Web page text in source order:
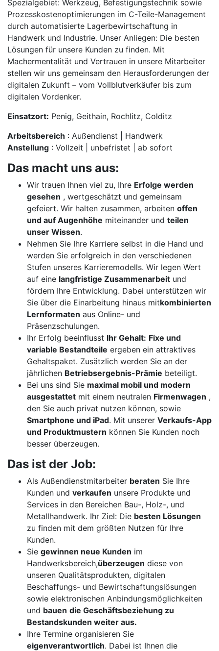
Spezialgebiet: Werkzeug, Befestigungstechnik sowie
Prozesskostenoptimierungen im C-Teile-Management
durch automatisierte Lagerbewirtschaftung in
Handwerk und Industrie. Unser Anliegen: Die besten
Lösungen für unsere Kunden zu finden. Mit
Machermentalität und Vertrauen in unsere Mitarbeiter
stellen wir uns gemeinsam den Herausforderungen der
digitalen Zukunft – vom Vollblutverkäufer bis zum
digitalen Vordenker.
Einsatzort: Penig, Geithain, Rochlitz, Colditz
Arbeitsbereich : Außendienst | Handwerk
Anstellung : Vollzeit | unbefristet | ab sofort
Das macht uns aus:
Wir trauen Ihnen viel zu, Ihre Erfolge werden
gesehen , wertgeschätzt und gemeinsam
gefeiert. Wir halten zusammen, arbeiten offen
und auf Augenhöhe miteinander und teilen
unser Wissen.
Nehmen Sie Ihre Karriere selbst in die Hand und
werden Sie erfolgreich in den verschiedenen
Stufen unseres Karrieremodells. Wir legen Wert
auf eine langfristige Zusammenarbeit und
fördern Ihre Entwicklung. Dabei unterstützen wir
Sie über die Einarbeitung hinaus mitkombinierten
Lernformaten aus Online- und
Präsenzschulungen.
Ihr Erfolg beeinflusst Ihr Gehalt: Fixe und
variable Bestandteile ergeben ein attraktives
Gehaltspaket. Zusätzlich werden Sie an der
jährlichen Betriebsergebnis-Prämie beteiligt.
Bei uns sind Sie maximal mobil und modern
ausgestattet mit einem neutralen Firmenwagen ,
den Sie auch privat nutzen können, sowie
Smartphone und iPad. Mit unserer Verkaufs-App
und Produktmustern können Sie Kunden noch
besser überzeugen.
Das ist der Job:
Als Außendienstmitarbeiter beraten Sie Ihre
Kunden und verkaufen unsere Produkte und
Services in den Bereichen Bau-, Holz-, und
Metallhandwerk. Ihr Ziel: Die besten Lösungen
zu finden mit dem größten Nutzen für Ihre
Kunden.
Sie gewinnen neue Kunden im
Handwerksbereich,überzeugen diese von
unseren Qualitätsprodukten, digitalen
Beschaffungs- und Bewirtschaftungslösungen
sowie elektronischen Anbindungsmöglichkeiten
und bauen die Geschäftsbeziehung zu
Bestandskunden weiter aus.
Ihre Termine organisieren Sie
eigenverantwortlich. Dabei ist Ihnen die